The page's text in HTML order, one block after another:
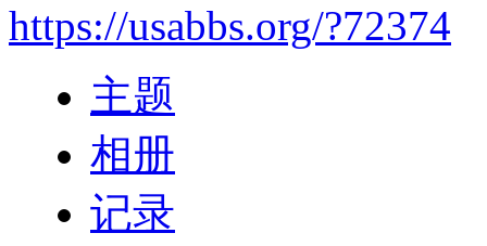
https://usabbs.org/?72374
主题
相册
记录